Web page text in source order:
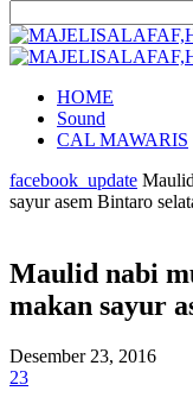
HOME
Sound
CAL MAWARIS
facebook_update
sayur asem Bintaro
Maulid nabi
makan sayur
Desember 23, 2016
23